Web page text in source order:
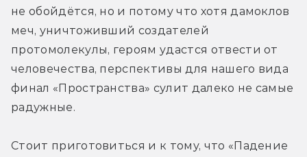
не обойдётся, но и потому что хотя дамоклов
меч, уничтоживший создателей
протомолекулы, героям удастся отвести от
человечества, перспективы для нашего вида
финал «Пространства» сулит далеко не самые
радужные.
Стоит приготовиться и к тому, что «Падение